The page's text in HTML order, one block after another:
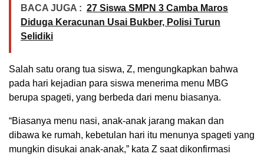
BACA JUGA : 27 Siswa SMPN 3 Camba Maros
Diduga Keracunan Usai Bukber, Polisi Turun
Selidiki
Salah satu orang tua siswa, Z, mengungkapkan bahwa
pada hari kejadian para siswa menerima menu MBG
berupa spageti, yang berbeda dari menu biasanya.
“Biasanya menu nasi, anak-anak jarang makan dan
dibawa ke rumah, kebetulan hari itu menunya spageti yang
mungkin disukai anak-anak,” kata Z saat dikonfirmasi